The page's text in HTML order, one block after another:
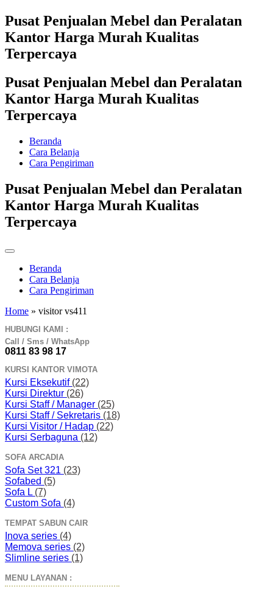
Pusat Penjualan Mebel dan Peralatan
Kantor Harga Murah Kualitas
Terpercaya
Pusat Penjualan Mebel dan Peralatan
Kantor Harga Murah Kualitas
Terpercaya
Beranda
Cara Belanja
Cara Pengiriman
Pusat Penjualan Mebel dan Peralatan
Kantor Harga Murah Kualitas
Terpercaya
Beranda
Cara Belanja
Cara Pengiriman
Home » visitor vs411
HUBUNGI KAMI :
Call / Sms / WhatsApp
0811 83 98 17
KURSI KANTOR VIMOTA
Kursi Eksekutif (22)
Kursi Direktur (26)
Kursi Staff / Manager (25)
Kursi Staff / Sekretaris (18)
Kursi Visitor / Hadap (22)
Kursi Serbaguna (12)
SOFA ARCADIA
Sofa Set 321 (23)
Sofabed (5)
Sofa L (7)
Custom Sofa (4)
TEMPAT SABUN CAIR
Inova series (4)
Memova series (2)
Slimline series (1)
MENU LAYANAN :